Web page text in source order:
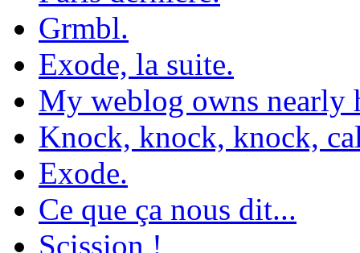
Grmbl.
Exode, la suite.
My weblog owns nearly
Knock, knock, knock,
Exode.
Ce que ça nous dit...
Scission !